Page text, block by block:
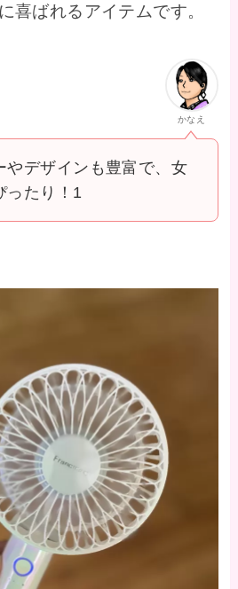
喜ばれるアイテムです。
かなえ
やデザインも豊富で、女
ったり！1